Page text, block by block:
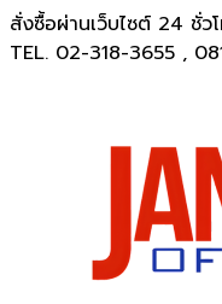
สั่งซื้อผ่านเว็บไซต์ 24 ชั่ว
TEL. 02-318-3655 ,